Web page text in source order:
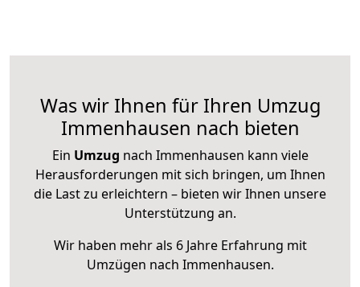
Was wir Ihnen für Ihren Umzug
Immenhausen nach bieten
Ein Umzug nach Immenhausen kann viele
Herausforderungen mit sich bringen, um Ihnen
die Last zu erleichtern – bieten wir Ihnen unsere
Unterstützung an.
Wir haben mehr als 6 Jahre Erfahrung mit
Umzügen nach Immenhausen.